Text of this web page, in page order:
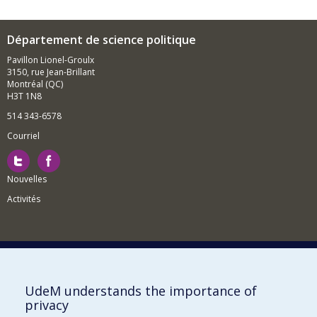
Département de science politique
Pavillon Lionel-Groulx
3150, rue Jean-Brillant
Montréal (QC)
H3T 1N8
514 343-6578
Courriel
Nouvelles
Activités
Comment soutenir le Département?
BESOIN D'AIDE?
UdeM understands the importance of
privacy